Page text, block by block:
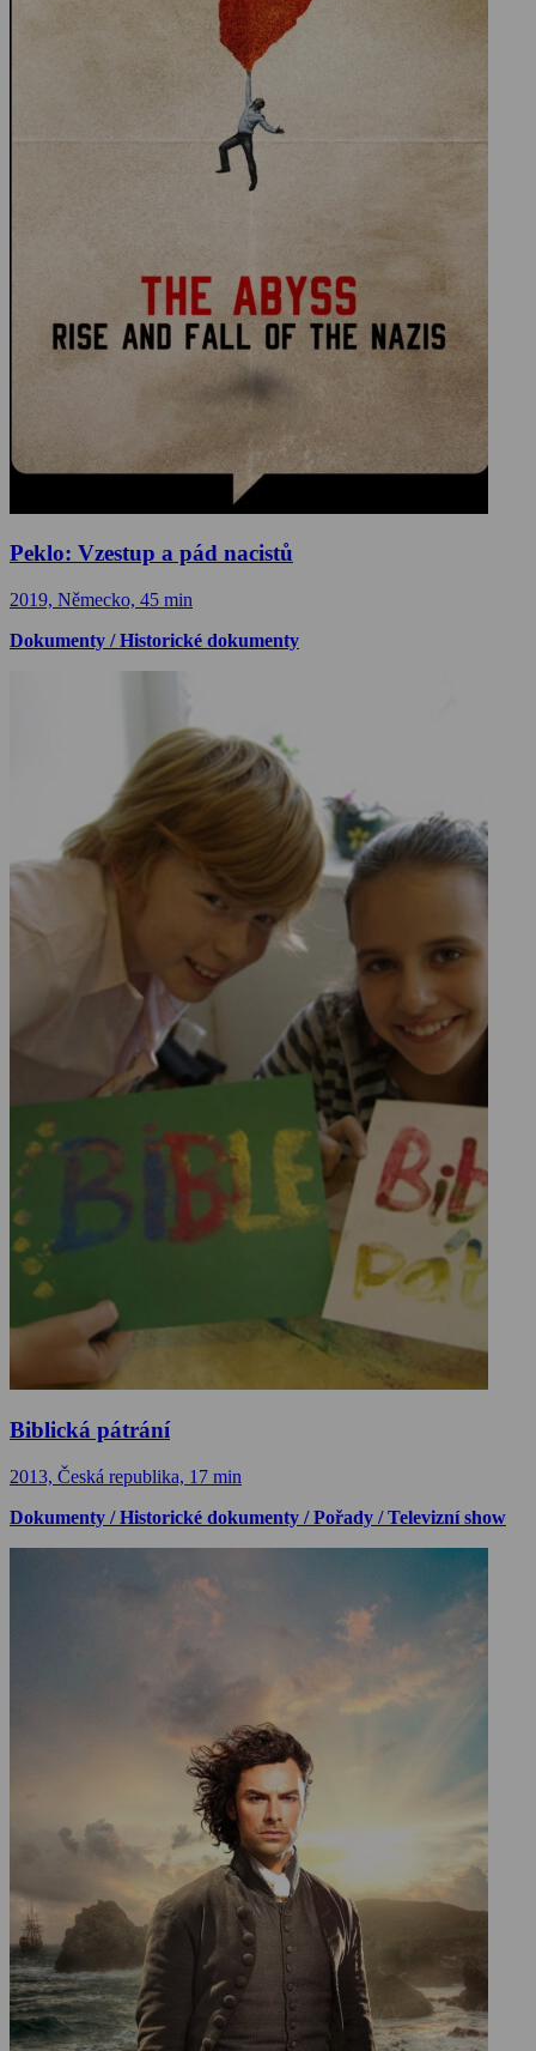
Peklo: Vzestup a pád nacistů
2019, Německo, 45 min
Dokumenty / Historické dokumenty
Biblická pátrání
2013, Česká republika, 17 min
Dokumenty / Historické dokumenty / Pořady / Televizní show